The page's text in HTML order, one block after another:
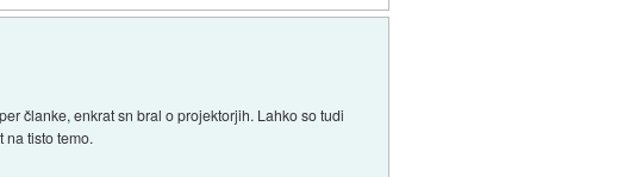
članke, enkrat sn bral o projektorjih. Lahko so tudi
tisto temo.